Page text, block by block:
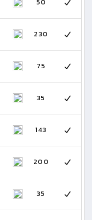
50
230
75
35
143
200
35